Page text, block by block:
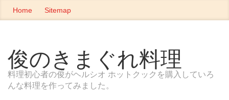
Home Sitemap
俊のきまぐれ料理
料理初心者の俊がヘルシオ ホットクックを購入していろ
んな料理を作ってみました。